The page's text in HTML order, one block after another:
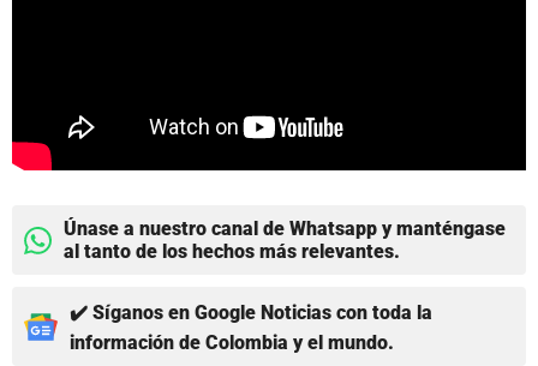
Únase a nuestro canal de Whatsapp y manténgase
al tanto de los hechos más relevantes.
✔️ Síganos en Google Noticias con toda la
información de Colombia y el mundo.